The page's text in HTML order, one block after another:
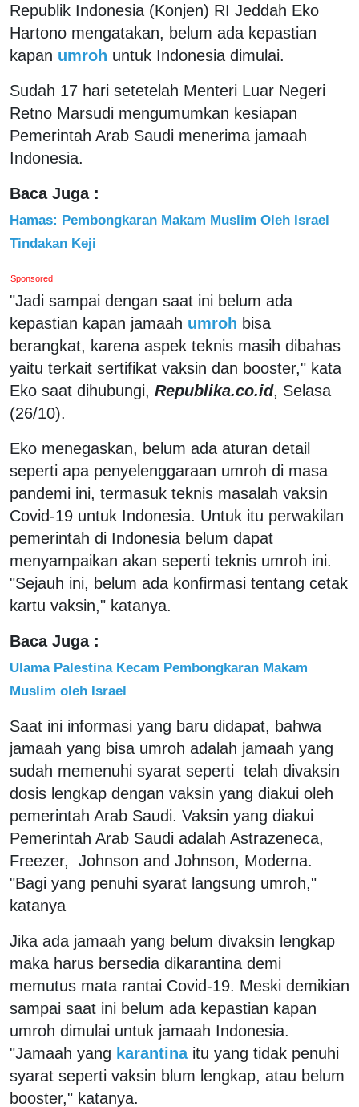
Republik Indonesia (Konjen) RI Jeddah Eko
Hartono mengatakan, belum ada kepastian
kapan umroh untuk Indonesia dimulai.
Sudah 17 hari setetelah Menteri Luar Negeri
Retno Marsudi mengumumkan kesiapan
Pemerintah Arab Saudi menerima jamaah
Indonesia.
Baca Juga :
Hamas: Pembongkaran Makam Muslim Oleh Israel
Tindakan Keji
Sponsored
"Jadi sampai dengan saat ini belum ada
kepastian kapan jamaah umroh bisa
berangkat, karena aspek teknis masih dibahas
yaitu terkait sertifikat vaksin dan booster," kata
Eko saat dihubungi, Republika.co.id, Selasa
(26/10).
Eko menegaskan, belum ada aturan detail
seperti apa penyelenggaraan umroh di masa
pandemi ini, termasuk teknis masalah vaksin
Covid-19 untuk Indonesia. Untuk itu perwakilan
pemerintah di Indonesia belum dapat
menyampaikan akan seperti teknis umroh ini.
"Sejauh ini, belum ada konfirmasi tentang cetak
kartu vaksin," katanya.
Baca Juga :
Ulama Palestina Kecam Pembongkaran Makam
Muslim oleh Israel
Saat ini informasi yang baru didapat, bahwa
jamaah yang bisa umroh adalah jamaah yang
sudah memenuhi syarat seperti telah divaksin
dosis lengkap dengan vaksin yang diakui oleh
pemerintah Arab Saudi. Vaksin yang diakui
Pemerintah Arab Saudi adalah Astrazeneca,
Freezer, Johnson and Johnson, Moderna.
"Bagi yang penuhi syarat langsung umroh,"
katanya
Jika ada jamaah yang belum divaksin lengkap
maka harus bersedia dikarantina demi
memutus mata rantai Covid-19. Meski demikian
sampai saat ini belum ada kepastian kapan
umroh dimulai untuk jamaah Indonesia.
"Jamaah yang karantina itu yang tidak penuhi
syarat seperti vaksin blum lengkap, atau belum
booster," katanya.